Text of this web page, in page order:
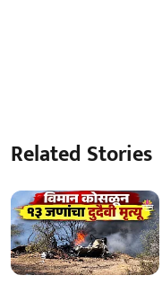
Related Stories